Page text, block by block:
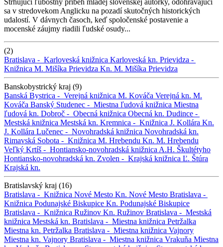
Strhujúci ľúbostný príbeh mladej slovenskej autorky, odohrávajúci
sa v stredovekom Anglicku na pozadí skutočných historických
udalostí. V dávnych časoch, keď spoločenské postavenie a
mocenské záujmy riadili ľudské osudy...
(2)
Bratislava - Karloveská knižnica Karloveská kn. Prievidza -
Knižnica M. Mišíka Prievidza Kn. M. Mišíka Prievidza
Banskobystrický kraj (9)
Banská Bystrica - Verejná knižnica M. Kováča Verejná kn. M.
Kováča Banský Studenec - Miestna ľudová knižnica Miestna
ľudová kn. Dobroč - Obecná knižnica Obecná kn. Dudince -
Mestská knižnica Mestská kn. Kremnica - Knižnica J. Kollára Kn.
J. Kollára Lučenec - Novohradská knižnica Novohradská kn.
Rimavská Sobota - Knižnica M. Hrebendu Kn. M. Hrebendu
Veľký Krtíš - Hontiansko-novohradská knižnica A.H. Škultétyho
Hontiansko-novohradská kn. Zvolen - Krajská knižnica Ľ. Štúra
Krajská kn.
Bratislavský kraj (16)
Bratislava - Knižnica Nové Mesto Kn. Nové Mesto Bratislava -
Knižnica Podunajské Biskupice Kn. Podunajské Biskupice
Bratislava - Knižnica Ružinov Kn. Ružinov Bratislava - Mestská
knižnica Mestská kn. Bratislava - Miestna knižnica Petržalka
Miestna kn. Petržalka Bratislava - Miestna knižnica Vajnory
Miestna kn. Vajnory Bratislava - Miestna knižnica Vrakuňa Miestna